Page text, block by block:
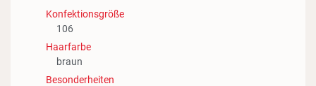
Konfektionsgröße
106
Haarfarbe
braun
Besonderheiten